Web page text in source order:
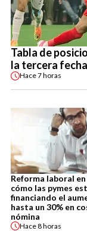
Tabla de
la tercera
Hace7 horas
Reforma laboral
cómo las pymes
financiando el
hasta un 30% en
nómina
Hace8 horas